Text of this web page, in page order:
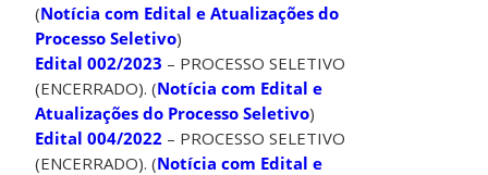
(Notícia com Edital e Atualizações do
Processo Seletivo)
Edital 002/2023 – PROCESSO SELETIVO
(ENCERRADO). (Notícia com Edital e
Atualizações do Processo Seletivo)
Edital 004/2022 – PROCESSO SELETIVO
(ENCERRADO). (Notícia com Edital e